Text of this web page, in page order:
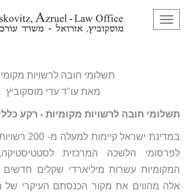
תפריט
תשלומי חובה לרשויות
תשלומי חובה לרשויות
מאת עו"ד עדי מוסקוביץ
תשלומי חובה לרשויות מקומיות - רקע
במדינת
לפרסומי הלשכה המרכזית
המקומיות עשרות מיליארדי שקלים
אלה מהווים את מקור הכנסתם העיקרי של